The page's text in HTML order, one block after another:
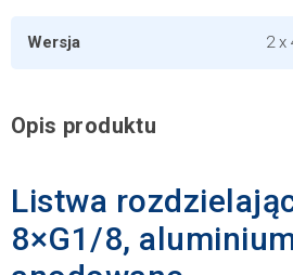
Wersja 2 x
Opis produktu
Listwa
8×G1/8,